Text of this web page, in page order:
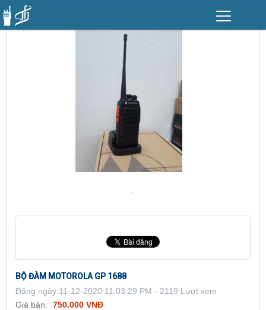
BỘ ĐÀM MOTOROLA GP 1688
Đăng ngày 11-12-2020 11:03:29 PM - 2119 Lượt xem
Giá bán:
750.000 VNĐ